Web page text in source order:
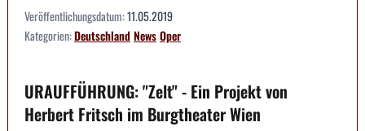
Veröffentlichungsdatum:11.05.2019
Kategorien:DeutschlandNewsOper
URAUFFÜHRUNG: "Zelt" - Ein Projekt von
Herbert Fritsch im Burgtheater Wien